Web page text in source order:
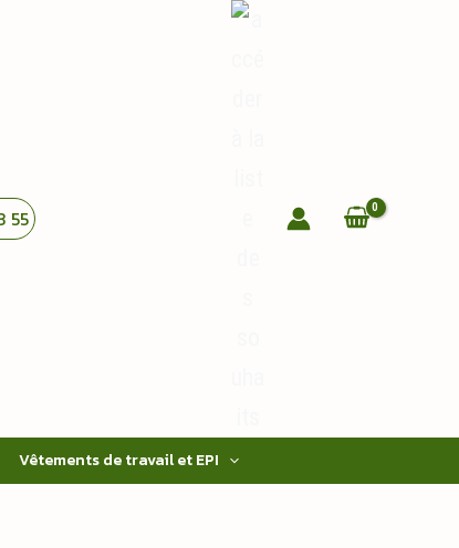
55
Vêtements de travail et EPI